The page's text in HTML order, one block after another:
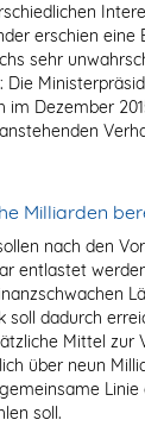
erschien eine
sehr
im Dezember
Milliarden
nach den
entlastet
soll dadurch
Mittel zur
über neun
Linie
soll.